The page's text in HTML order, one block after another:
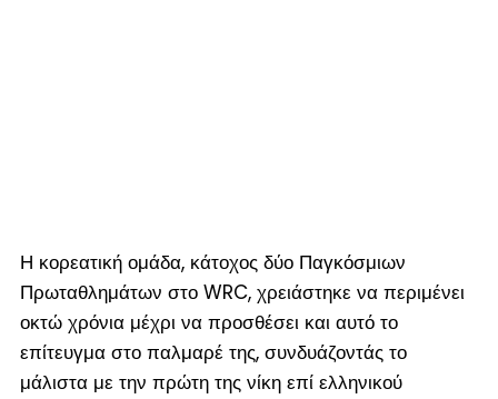
Η κορεατική ομάδα, κάτοχος δύο Παγκόσμιων
Πρωταθλημάτων στο WRC, χρειάστηκε να περιμένει
οκτώ χρόνια μέχρι να προσθέσει και αυτό το
επίτευγμα στο παλμαρέ της, συνδυάζοντάς το
μάλιστα με την πρώτη της νίκη επί ελληνικού